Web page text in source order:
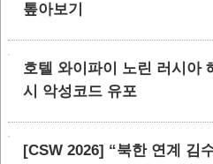
톺아보기
호텔 와이파이 노린 러시아
시 악성코드 유포
[CSW 2026] “북한 연계 김